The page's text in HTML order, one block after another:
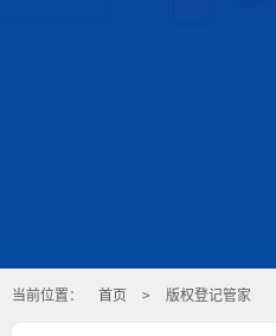
当前位置： 首页 > 版权登记管家